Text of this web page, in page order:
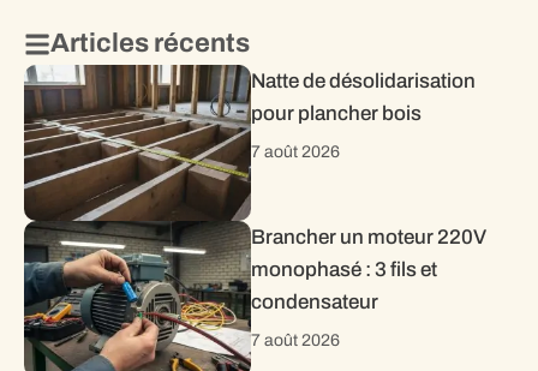
Articles récents
Natte de désolidarisation
pour plancher bois
7 août 2026
Brancher un moteur 220V
monophasé : 3 fils et
condensateur
7 août 2026